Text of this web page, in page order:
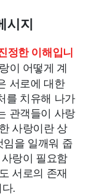
시지
정한 이해입니
이 어떻게 계
서로에 대한
를 치유해 나가
관객들이 사랑
사랑이란 상
을 일깨워 줍
랑이 필요함
서로의 존재
.